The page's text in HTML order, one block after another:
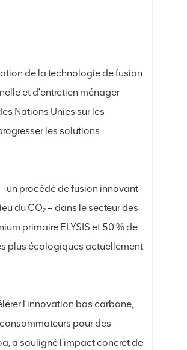
de la technologie de fusion
et d'entretien ménager
Nations Unies sur les
les solutions
un procédé de fusion innovant
du CO₂ – dans le secteur des
primaire ELYSIS et 50 % de
plus écologiques actuellement
l'innovation bas carbone,
pour des
a souligné l'impact concret de